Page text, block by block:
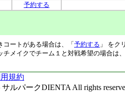
予約する
ートがある場合は、「 予約する 」 をク
メイクでチーム１と対戦希望の場合は
規約
ルパークDIENTA All rights